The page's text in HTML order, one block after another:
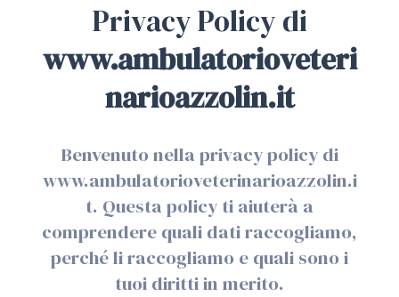
Privacy Policy di
www.ambulatorioveteri
narioazzolin.it
Benvenuto nella privacy policy di
www.ambulatorioveterinarioazzolin.i
t. Questa policy ti aiuterà a
comprendere quali dati raccogliamo,
perché li raccogliamo e quali sono i
tuoi diritti in merito.